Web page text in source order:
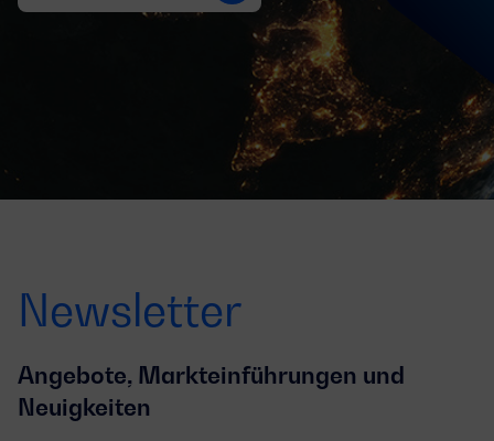
Newsletter
Angebote, Markteinführungen und
Neuigkeiten